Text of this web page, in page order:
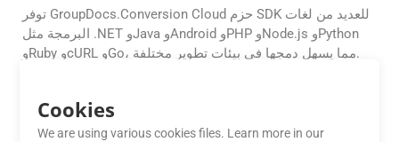
توفر GroupDocs.Conversion Cloud حزم SDK للعديد من لغات
البرمجة مثل .NET وJava وAndroid وPHP وNode.js وPython
وRuby وcURL وGo، مما يسهل دمجها في بيئات تطوير مختلفة.
هل هناك حد لعدد التحويلات التي يمكنني
إجراؤها باستخدام
Cookies
We are using various cookies files. Learn more in our